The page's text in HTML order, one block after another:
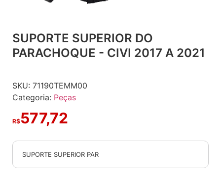
SUPORTE SUPERIOR DO
PARACHOQUE - CIVI 2017 A 2021
SKU: 71190TEMM00
Categoria: Peças
R$577,72
SUPORTE SUPERIOR PAR